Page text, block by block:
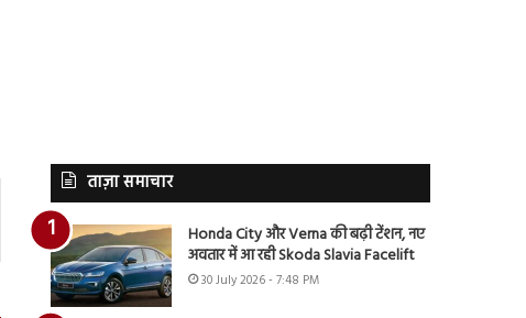
ताज़ा समाचार
Honda City और Verna की बढ़ी टेंशन, नए
अवतार में आ रही Skoda Slavia Facelift
30 July 2026 - 7:48 PM